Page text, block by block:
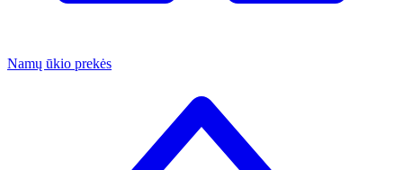
Namų ūkio prekės